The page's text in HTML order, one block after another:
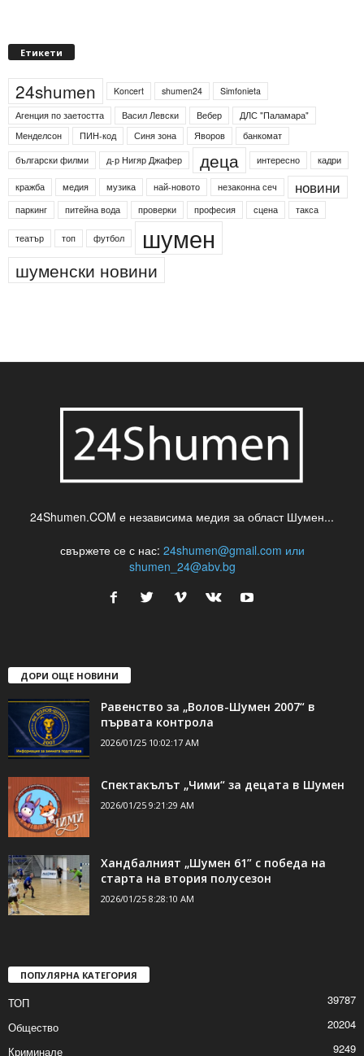
Етикети
24shumen Koncert shumen24
Simfonieta
Агенция по заетостта
Васил Левски Вебер
ДЛС "Паламара"
Менделсон
ПИН-код Синя зона Яворов
банкомат
български филми
д-р Нигяр Джафер деца интересно кадри
кражба медия музика най-новото незаконна сеч новини
паркинг питейна вода проверки професия сцена такса
театър топ футбол шумен
шуменски новини
24Shumen.COM е независима медия за област Шумен...
свържете се с нас: 24shumen@gmail.com или
shumen_24@abv.bg
ДОРИ ОЩЕ НОВИНИ
Равенство за „Волов-Шумен 2007“ в
първата контрола
2026/01/25 10:02:17 AM
Спектакълът „Чими“ за децата в Шумен
2026/01/25 9:21:29 AM
Хандбалният „Шумен 61” с победа на
старта на втория полусезон
2026/01/25 8:28:10 AM
ПОПУЛЯРНА КАТЕГОРИЯ
ТОП
39787
Общество
20204
Криминале
9249